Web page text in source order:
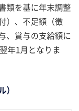
類を基に年末調整
）、不足額（徴
、賞与の支給額に
年1月となりま